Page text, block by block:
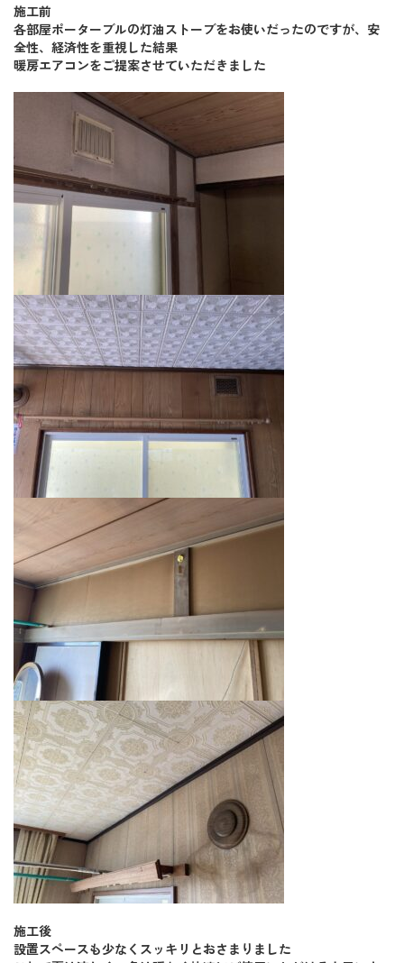
施工前
各部屋ポーターブルの灯油ストーブをお使いだったのですが、安
全性、経済性を重視した結果
暖房エアコンをご提案させていただきました
施工後
設置スペースも少なくスッキリとおさまりました